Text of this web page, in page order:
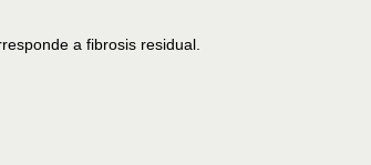
a fibrosis residual.